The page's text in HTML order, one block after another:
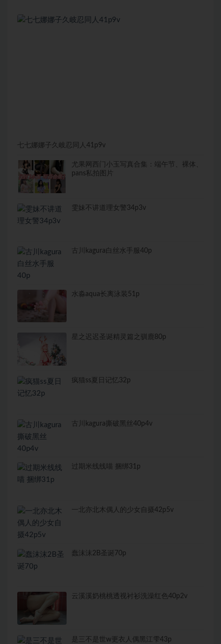
七七娜娜子久岐忍同人41p9v
尤果网西门小玉写真合集：端午节、裸体、
pans私拍图片
雯妹不讲道理女警34p3v
古川kagura白丝水手服40p
水淼aqua长离泳装51p
星之迟迟圣诞精灵篇之驯鹿80p
疯猫ss夏日记忆32p
古川kagura撕破黑丝40p4v
过期米线线喵 捆绑31p
一北亦北木偶人的少女自摄42p5v
蠢沫沫2B圣诞70p
云溪溪奶桃桃透视衬衫洗澡红色40p2v
是三不是世w更衣人偶黑江雫43p